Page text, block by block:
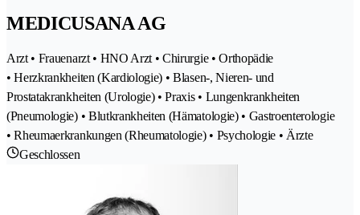
MEDICUSANA AG
Arzt • Frauenarzt • HNO Arzt • Chirurgie • Orthopädie
• Herzkrankheiten (Kardiologie) • Blasen-, Nieren- und
Prostatakrankheiten (Urologie) • Praxis • Lungenkrankheiten
(Pneumologie) • Blutkrankheiten (Hämatologie) • Gastroenterologie
• Rheumaerkrankungen (Rheumatologie) • Psychologie • Ärzte
Geschlossen